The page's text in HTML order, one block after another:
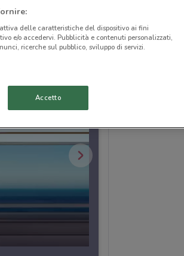
Via
Via
delle caratteristiche del dispositivo ai fini
e/o accedervi. Pubblicità e contenuti personalizzati,
ricerche sul pubblico, sviluppo di servizi.
Accetto